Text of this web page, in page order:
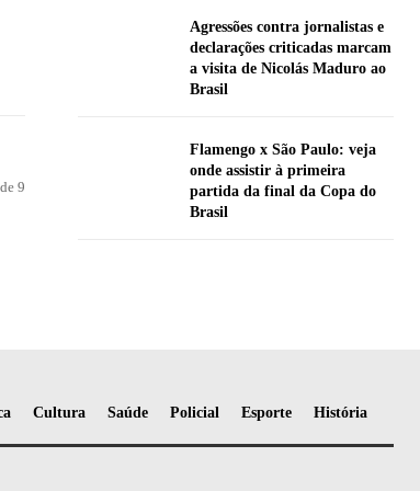
9
Agressões contra jornalistas e
declarações criticadas marcam
a visita de Nicolás Maduro ao
Brasil
Flamengo x São Paulo: veja
onde assistir à primeira
partida da final da Copa do
Brasil
Cultura Saúde Policial Esporte História